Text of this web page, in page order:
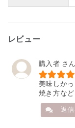
レビュー
購入者
美味しか
焼き方な
返